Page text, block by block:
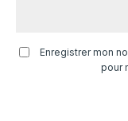
Enregistrer mon
pour